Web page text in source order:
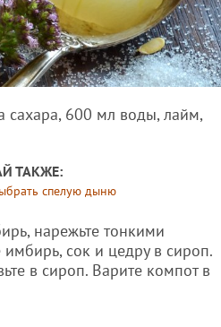
сахара, 600 мл воды, лайм,
ТАКЖЕ:
спелую дыню
нарежьте тонкими
сок и цедру в сироп.
в сироп. Варите компот в